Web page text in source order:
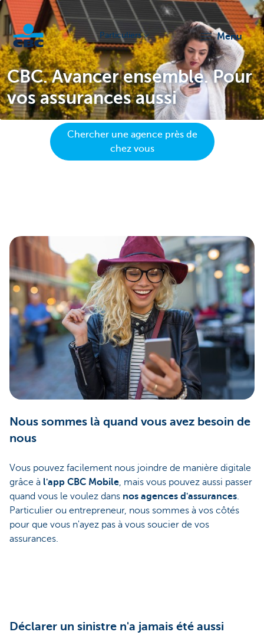
Particulieren
Particuliers menu
CBC. Avancer ensemble. Pour
vos assurances aussi
Chercher une agence près de
chez vous
Nous sommes là quand vous avez besoin de
nous
Vous pouvez facilement nous joindre de manière digitale
grâce à l'app CBC Mobile, mais vous pouvez aussi passer
quand vous le voulez dans nos agences d'assurances.
Particulier ou entrepreneur, nous sommes à vos côtés
pour que vous n'ayez pas à vous soucier de vos
assurances.
Déclarer un sinistre n'a jamais été aussi